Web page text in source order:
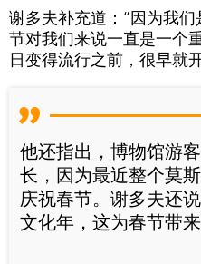
谢多夫补充道：“因为我
节对我们来说一直是一个
日变得流行之前，很早就
他还指出，博物馆游
长，因为最近整个莫
庆祝春节。谢多夫还
文化年，这为春节带